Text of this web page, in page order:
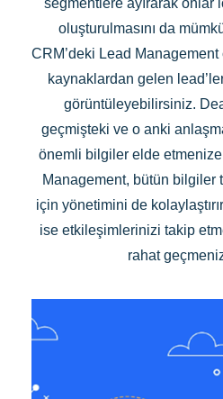
segmentlere ayırarak onlar
oluşturulmasını da
CRM’deki Lead
kaynaklardan gelen
görüntüleyebilirsiniz.
geçmişteki ve o anki
önemli bilgiler elde etmenize
Management, bütün bilgiler
için yönetimini de
ise etkileşimlerinizi takip
rahat